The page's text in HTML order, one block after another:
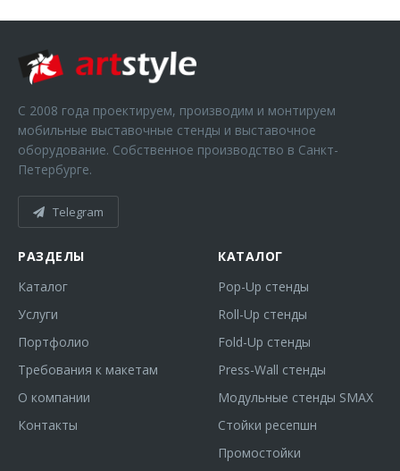
С 2008 года проектируем, производим и монтируем
мобильные выставочные стенды и выставочное
оборудование. Собственное производство в Санкт-
Петербурге.
Telegram
РАЗДЕЛЫ
Каталог
Услуги
Портфолио
Требования к макетам
О компании
Контакты
КАТАЛОГ
Pop-Up стенды
Roll-Up стенды
Fold-Up стенды
Press-Wall стенды
Модульные стенды SMAX
Стойки ресепшн
Промостойки